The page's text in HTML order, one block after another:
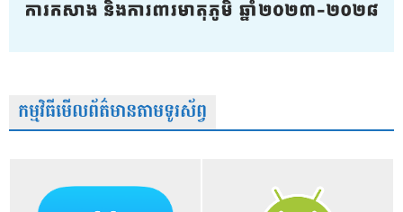
កម្មវិធីមើលព័ត៌មានតាមទូរស័ព្វ